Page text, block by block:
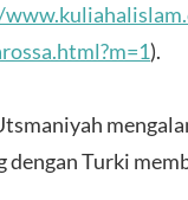
).
Turki